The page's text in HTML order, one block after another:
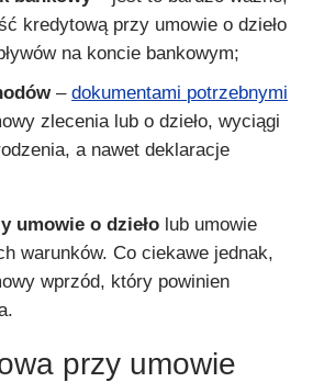
kredytową przy umowie o dzieło
na koncie bankowym;
–dokumentami potrzebnymi
zlecenia lub o dzieło, wyciągi
a nawet deklaracje
umowie o dzieło lub umowie
warunków. Co ciekawe jednak,
wprzód, który powinien
przy umowie